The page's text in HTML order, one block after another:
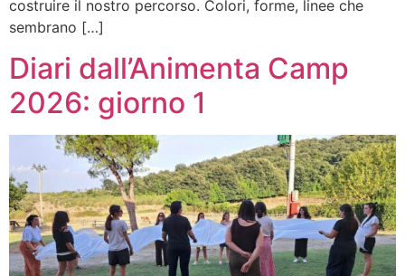
costruire il nostro percorso. Colori, forme, linee che
sembrano […]
Diari dall’Animenta Camp
2026: giorno 1